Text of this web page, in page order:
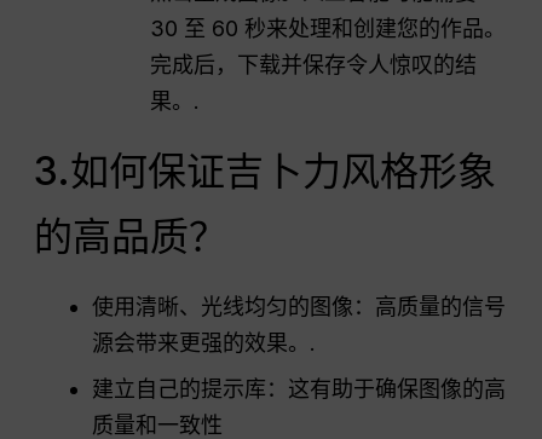
30 至 60 秒来处理和创建您的作品。
完成后，下载并保存令人惊叹的结
果。.
3.如何保证吉卜力风格形象
的高品质？
使用清晰、光线均匀的图像：高质量的信号
源会带来更强的效果。.
建立自己的提示库：这有助于确保图像的高
质量和一致性